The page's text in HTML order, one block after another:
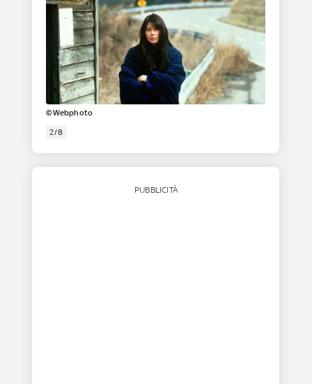
©Webphoto
2/8
PUBBLICITÀ